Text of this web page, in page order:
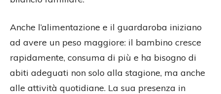
Anche l’alimentazione e il guardaroba iniziano
ad avere un peso maggiore: il bambino cresce
rapidamente, consuma di più e ha bisogno di
abiti adeguati non solo alla stagione, ma anche
alle attività quotidiane. La sua presenza in